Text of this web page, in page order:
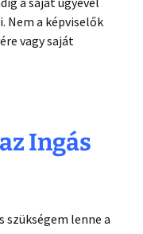
Nem a képviselők
vagy saját
Ingás
lenne a